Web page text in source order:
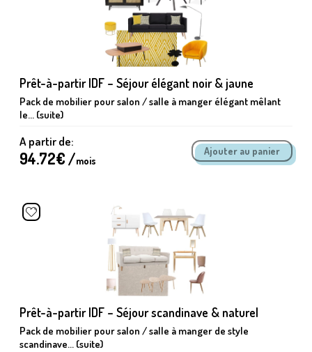
Prêt-à-partir IDF – Séjour élégant noir & jaune
Pack de mobilier pour salon / salle à manger élégant mêlant
le... (suite)
A partir de:
94.72€ /mois
Prêt-à-partir IDF – Séjour scandinave & naturel
Pack de mobilier pour salon / salle à manger de style
scandinave... (suite)